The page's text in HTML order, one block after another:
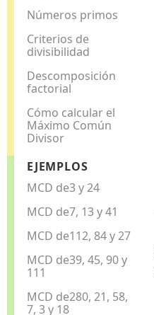
Números primos
Criterios de
divisibilidad
Descomposición
factorial
Cómo calcular el
Máximo Común
Divisor
EJEMPLOS
MCD de3 y 24
MCD de7, 13 y 41
MCD de112, 84 y 27
MCD de39, 45, 90 y
111
MCD de280, 21, 58,
7, 3 y 18